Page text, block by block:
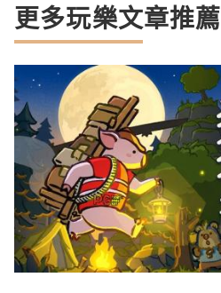
更多玩樂文章推薦